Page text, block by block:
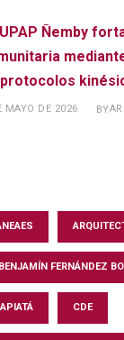
Ñemby
MAYO DE 2026 BY
BENJAMÍN FERNÁNDEZ
CDE